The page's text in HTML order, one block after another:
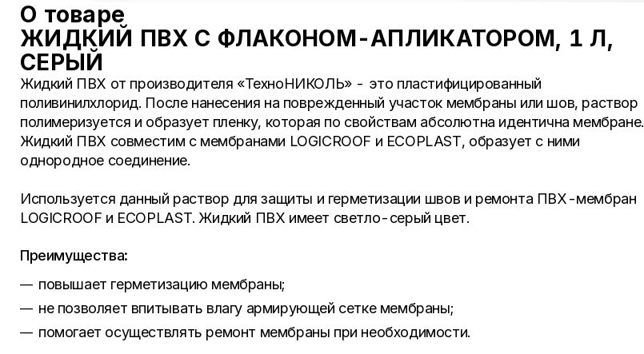
О товаре
ЖИДКИЙ ПВХ С ФЛАКОНОМ-АПЛИКАТОРОМ, 1 Л,
СЕРЫЙ
Жидкий ПВХ от производителя «ТехноНИКОЛЬ» - это пластифицированный
поливинилхлорид. После нанесения на поврежденный участок мембраны или шов, раствор
полимеризуется и образует пленку, которая по свойствам абсолютна идентична мембране.
Жидкий ПВХ совместим с мембранами LOGICROOF и ECOPLAST, образует с ними
однородное соединение.
Используется данный раствор для защиты и герметизации швов и ремонта ПВХ-мембран
LOGICROOF и ECOPLAST. Жидкий ПВХ имеет светло-серый цвет.
Преимущества:
повышает герметизацию мембраны;
не позволяет впитывать влагу армирующей сетке мембраны;
помогает осуществлять ремонт мембраны при необходимости.